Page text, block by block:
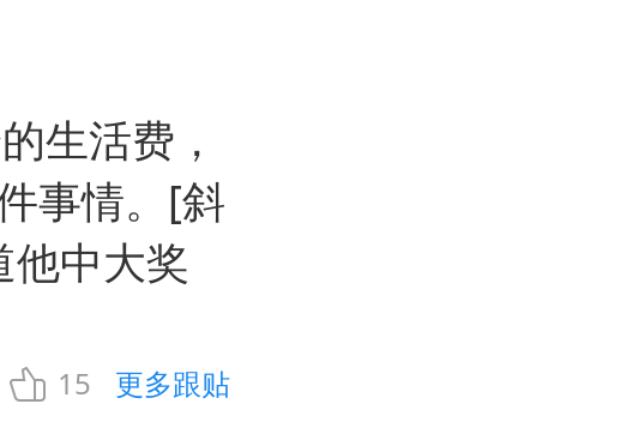
生活费，
事情。[斜
他中大奖
15 更多跟贴